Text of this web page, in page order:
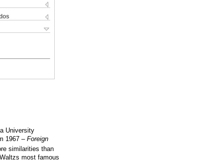
University
1967 – Foreign
similarities than
most famous